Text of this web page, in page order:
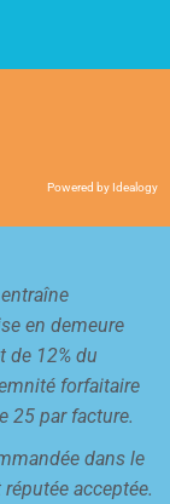
Powered by Idealogy
en demeure
de 12% du
forfaitaire
25 par facture.
dans le
acceptée.